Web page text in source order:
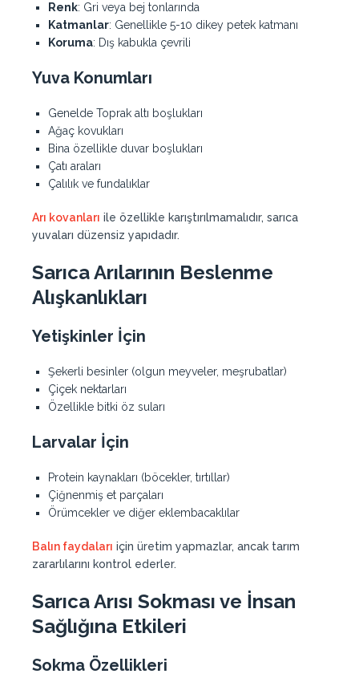
Renk: Gri veya bej tonlarında
Katmanlar: Genellikle 5-10 dikey petek katmanı
Koruma: Dış kabukla çevrili
Yuva Konumları
Genelde Toprak altı boşlukları
Ağaç kovukları
Bina özellikle duvar boşlukları
Çatı araları
Çalılık ve fundalıklar
Arı kovanları ile özellikle karıştırılmamalıdır, sarıca
yuvaları düzensiz yapıdadır.
Sarıca Arılarının Beslenme
Alışkanlıkları
Yetişkinler İçin
Şekerli besinler (olgun meyveler, meşrubatlar)
Çiçek nektarları
Özellikle bitki öz suları
Larvalar İçin
Protein kaynakları (böcekler, tırtıllar)
Çiğnenmiş et parçaları
Örümcekler ve diğer eklembacaklılar
Balın faydaları için üretim yapmazlar, ancak tarım
zararlılarını kontrol ederler.
Sarıca Arısı Sokması ve İnsan
Sağlığına Etkileri
Sokma Özellikleri